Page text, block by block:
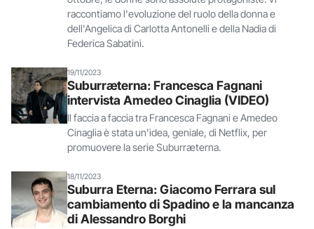
raccontiamo l'evoluzione del ruolo della donna e
dell'Angelica di Carlotta Antonelli e della Nadia di
Federica Sabatini.
19/11/2023
Suburræterna: Francesca Fagnani
intervista Amedeo Cinaglia (VIDEO)
Il faccia a faccia tra Francesca Fagnani e Amedeo
Cinaglia è stata un'idea, geniale, di Netflix, per
promuovere la serie Suburræterna.
18/11/2023
Suburra Eterna: Giacomo Ferrara sul
cambiamento di Spadino e la mancanza
di Alessandro Borghi